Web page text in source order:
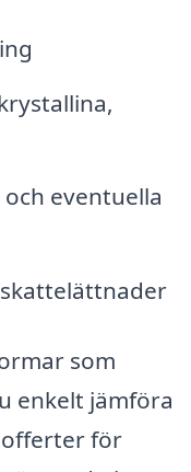
eventuella
som
enkelt jämföra
för